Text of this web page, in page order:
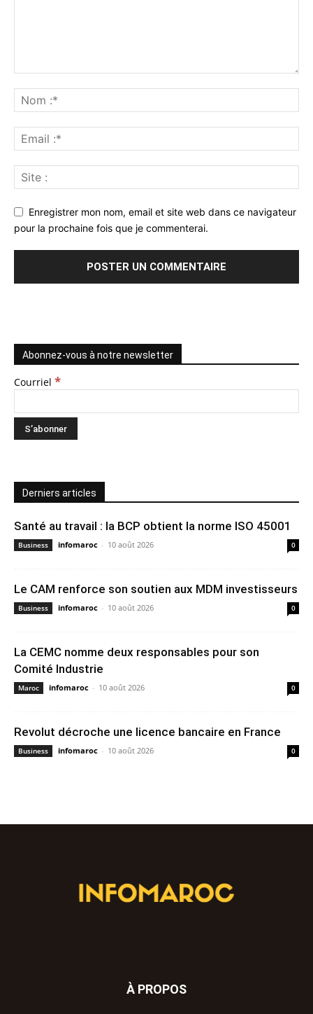
Enregistrer mon nom, email et site web dans ce navigateur
pour la prochaine fois que je commenterai.
Abonnez-vous à notre newsletter
Courriel *
Derniers articles
Santé au travail : la BCP obtient la norme ISO 45001
Business infomaroc - 10 août 2026 0
Le CAM renforce son soutien aux MDM investisseurs
Business infomaroc - 10 août 2026 0
La CEMC nomme deux responsables pour son
Comité Industrie
Maroc infomaroc - 10 août 2026 0
Revolut décroche une licence bancaire en France
Business infomaroc - 10 août 2026 0
À PROPOS